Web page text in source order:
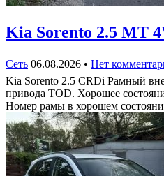
Kia Sorento 2.5 MT
Сеть 06.08.2026 • Нет
Kia Sorento 2.5 CRDi Рамный
привода TOD. Хорошее
Номер рамы в хорошем